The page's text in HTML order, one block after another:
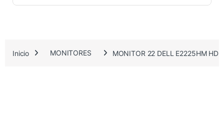
5
.
Inicio MONITORES MONITOR 22 DELL E2225HM